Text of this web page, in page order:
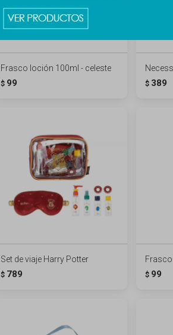
Frasco loción 100ml - celeste
$ 99 $ 389
Set de viaje Harry Potter
$ 789
Frasco
$ 99